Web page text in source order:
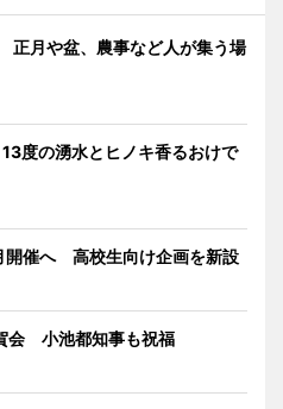
正月や盆、農事など人が集う場
度の湧水とヒノキ香るおけで
開催へ 高校生向け企画を新設
会 小池都知事も祝福